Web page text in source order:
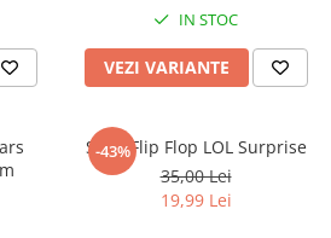
IN STOC
VEZI VARIANTE
-43%
Slapi Flip Flop LOL Surprise
35,00 Lei
19,99 Lei